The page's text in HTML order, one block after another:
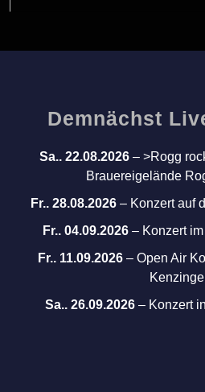
Demnächst
Sa.. 22.08.2026– >Rogg
Brauereigelände
Fr.. 28.08.2026– Konzert auf
Fr.. 04.09.2026 – Konzert
Fr.. 11.09.2026– Open Air
Sa.. 26.09.2026 – Konzert